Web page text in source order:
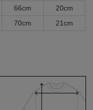
66cm
20cm
70cm 21cm